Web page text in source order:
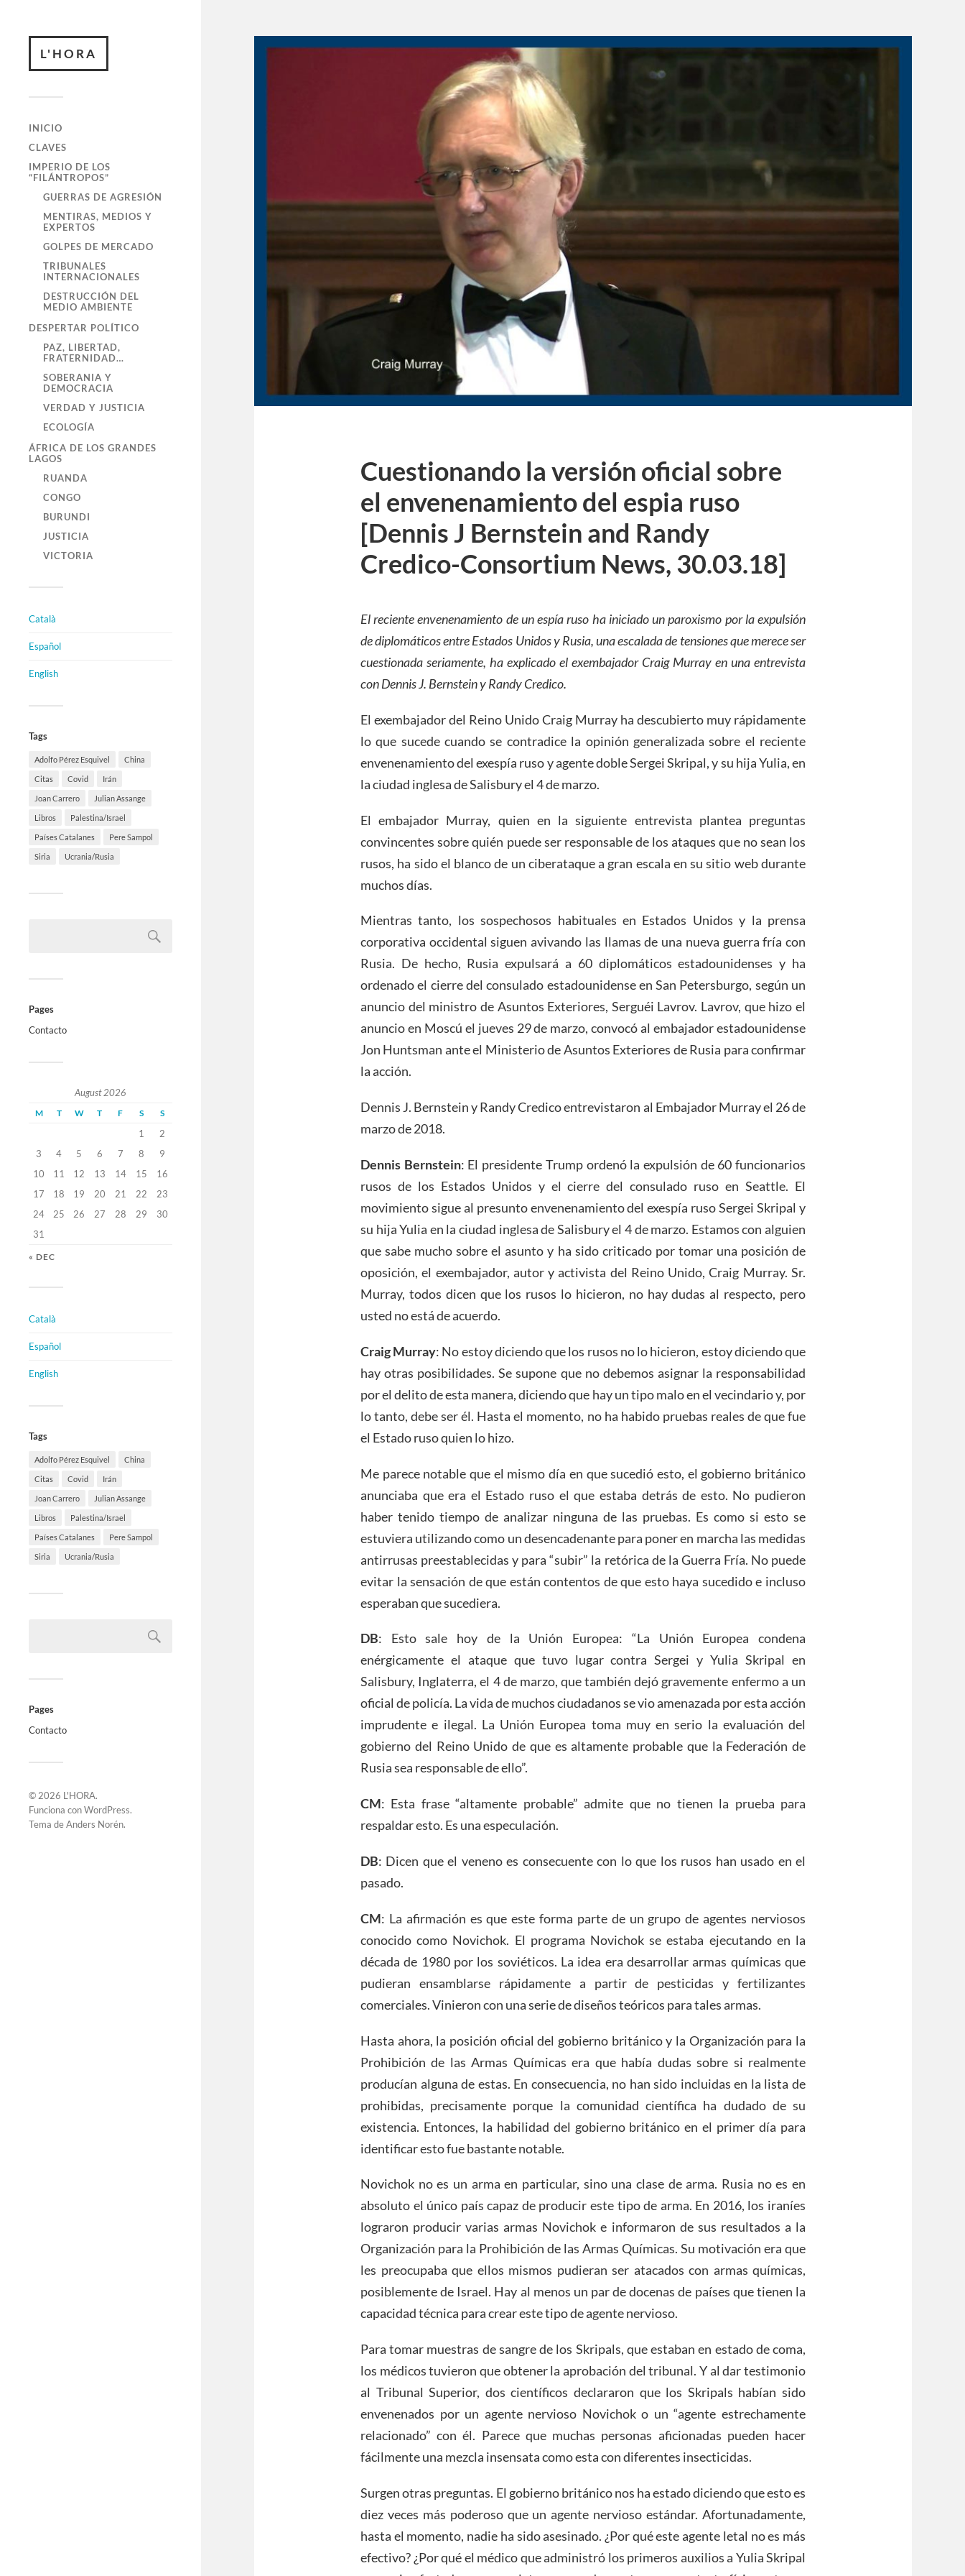
L'HORA
INICIO
CLAVES
IMPERIO DE LOS
“FILÁNTROPOS”
GUERRAS DE AGRESIÓN
MENTIRAS, MEDIOS Y
EXPERTOS
GOLPES DE MERCADO
TRIBUNALES
INTERNACIONALES
DESTRUCCIÓN DEL
MEDIO AMBIENTE
DESPERTAR POLÍTICO
PAZ, LIBERTAD,
FRATERNIDAD…
SOBERANIA Y
DEMOCRACIA
VERDAD Y JUSTICIA
ECOLOGÍA
ÁFRICA DE LOS GRANDES
LAGOS
RUANDA
CONGO
BURUNDI
JUSTICIA
VICTORIA
Català
Español
English
Tags
Adolfo Pérez Esquivel China
Citas Covid Irán
Joan Carrero Julian Assange
Libros Palestina/Israel
Países Catalanes Pere Sampol
Siria Ucrania/Rusia
Pages
Contacto
August 2026
M T W T F S S
1
2
3
4 5 6 7 8
9
10
11 12 13 14 15
16
17
18 19 20 21 22
23
24
25 26 27 28 29
30
31
« DEC
Català
Español
English
Tags
Adolfo Pérez Esquivel China
Citas Covid Irán
Joan Carrero Julian Assange
Libros Palestina/Israel
Países Catalanes Pere Sampol
Siria Ucrania/Rusia
Pages
Contacto
© 2026 L'HORA.
Funciona conWordPress.
Tema deAnders Norén.
Cuestionando la versión oficial sobre
el envenenamiento del espia ruso
[Dennis J Bernstein and Randy
Credico-Consortium News, 30.03.18]
El reciente envenenamiento de un espía ruso ha iniciado un paroxismo por la expulsión
de diplomáticos entre Estados Unidos y Rusia, una escalada de tensiones que merece ser
cuestionada seriamente, ha explicado el exembajador Craig Murray en una entrevista
con Dennis J. Bernstein y Randy Credico.
El exembajador del Reino Unido Craig Murray ha descubierto muy rápidamente
lo que sucede cuando se contradice la opinión generalizada sobre el reciente
envenenamiento del exespía ruso y agente doble Sergei Skripal, y su hija Yulia, en
la ciudad inglesa de Salisbury el 4 de marzo.
El embajador Murray, quien en la siguiente entrevista plantea preguntas
convincentes sobre quién puede ser responsable de los ataques que no sean los
rusos, ha sido el blanco de un ciberataque a gran escala en su sitio web durante
muchos días.
Mientras tanto, los sospechosos habituales en Estados Unidos y la prensa
corporativa occidental siguen avivando las llamas de una nueva guerra fría con
Rusia. De hecho, Rusia expulsará a 60 diplomáticos estadounidenses y ha
ordenado el cierre del consulado estadounidense en San Petersburgo, según un
anuncio del ministro de Asuntos Exteriores, Serguéi Lavrov. Lavrov, que hizo el
anuncio en Moscú el jueves 29 de marzo, convocó al embajador estadounidense
Jon Huntsman ante el Ministerio de Asuntos Exteriores de Rusia para confirmar
la acción.
Dennis J. Bernstein y Randy Credico entrevistaron al Embajador Murray el 26 de
marzo de 2018.
Dennis Bernstein: El presidente Trump ordenó la expulsión de 60 funcionarios
rusos de los Estados Unidos y el cierre del consulado ruso en Seattle. El
movimiento sigue al presunto envenenamiento del exespía ruso Sergei Skripal y
su hija Yulia en la ciudad inglesa de Salisbury el 4 de marzo. Estamos con alguien
que sabe mucho sobre el asunto y ha sido criticado por tomar una posición de
oposición, el exembajador, autor y activista del Reino Unido, Craig Murray. Sr.
Murray, todos dicen que los rusos lo hicieron, no hay dudas al respecto, pero
usted no está de acuerdo.
Craig Murray: No estoy diciendo que los rusos no lo hicieron, estoy diciendo que
hay otras posibilidades. Se supone que no debemos asignar la responsabilidad
por el delito de esta manera, diciendo que hay un tipo malo en el vecindario y, por
lo tanto, debe ser él. Hasta el momento, no ha habido pruebas reales de que fue
el Estado ruso quien lo hizo.
Me parece notable que el mismo día en que sucedió esto, el gobierno británico
anunciaba que era el Estado ruso el que estaba detrás de esto. No pudieron
haber tenido tiempo de analizar ninguna de las pruebas. Es como si esto se
estuviera utilizando como un desencadenante para poner en marcha las medidas
antirrusas preestablecidas y para “subir” la retórica de la Guerra Fría. No puede
evitar la sensación de que están contentos de que esto haya sucedido e incluso
esperaban que sucediera.
DB: Esto sale hoy de la Unión Europea: “La Unión Europea condena
enérgicamente el ataque que tuvo lugar contra Sergei y Yulia Skripal en
Salisbury, Inglaterra, el 4 de marzo, que también dejó gravemente enfermo a un
oficial de policía. La vida de muchos ciudadanos se vio amenazada por esta acción
imprudente e ilegal. La Unión Europea toma muy en serio la evaluación del
gobierno del Reino Unido de que es altamente probable que la Federación de
Rusia sea responsable de ello”.
CM: Esta frase “altamente probable” admite que no tienen la prueba para
respaldar esto. Es una especulación.
DB: Dicen que el veneno es consecuente con lo que los rusos han usado en el
pasado.
CM: La afirmación es que este forma parte de un grupo de agentes nerviosos
conocido como Novichok. El programa Novichok se estaba ejecutando en la
década de 1980 por los soviéticos. La idea era desarrollar armas químicas que
pudieran ensamblarse rápidamente a partir de pesticidas y fertilizantes
comerciales. Vinieron con una serie de diseños teóricos para tales armas.
Hasta ahora, la posición oficial del gobierno británico y la Organización para la
Prohibición de las Armas Químicas era que había dudas sobre si realmente
producían alguna de estas. En consecuencia, no han sido incluidas en la lista de
prohibidas, precisamente porque la comunidad científica ha dudado de su
existencia. Entonces, la habilidad del gobierno británico en el primer día para
identificar esto fue bastante notable.
Novichok no es un arma en particular, sino una clase de arma. Rusia no es en
absoluto el único país capaz de producir este tipo de arma. En 2016, los iraníes
lograron producir varias armas Novichok e informaron de sus resultados a la
Organización para la Prohibición de las Armas Químicas. Su motivación era que
les preocupaba que ellos mismos pudieran ser atacados con armas químicas,
posiblemente de Israel. Hay al menos un par de docenas de países que tienen la
capacidad técnica para crear este tipo de agente nervioso.
Para tomar muestras de sangre de los Skripals, que estaban en estado de coma,
los médicos tuvieron que obtener la aprobación del tribunal. Y al dar testimonio
al Tribunal Superior, dos científicos declararon que los Skripals habían sido
envenenados por un agente nervioso Novichok o un “agente estrechamente
relacionado” con él. Parece que muchas personas aficionadas pueden hacer
fácilmente una mezcla insensata como esta con diferentes insecticidas.
Surgen otras preguntas. El gobierno británico nos ha estado diciendo que esto es
diez veces más poderoso que un agente nervioso estándar. Afortunadamente,
hasta el momento, nadie ha sido asesinado. ¿Por qué este agente letal no es más
efectivo? ¿Por qué el médico que administró los primeros auxilios a Yulia Skripal